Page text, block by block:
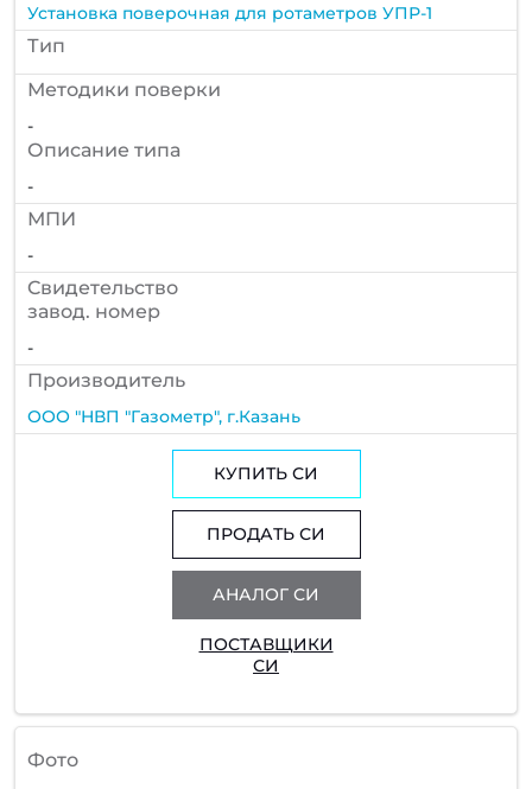
Установка поверочная для ротаметров УПР-1
Тип
Методики поверки
-
Описание типа
-
МПИ
-
Cвидетельство
завод. номер
-
Производитель
ООО "НВП "Газометр", г.Казань
КУПИТЬ СИ
ПРОДАТЬ СИ
АНАЛОГ СИ
ПОСТАВЩИКИ
СИ
Фото